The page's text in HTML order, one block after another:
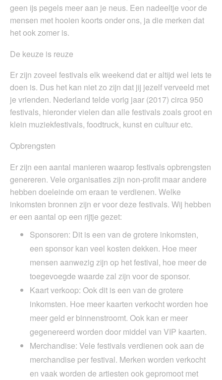
geen ijs pegels meer aan je neus. Een nadeeltje voor de
mensen met hooien koorts onder ons, ja die merken dat
het ook zomer is.
De keuze is reuze
Er zijn zoveel festivals elk weekend dat er altijd wel iets te
doen is. Dus het kan niet zo zijn dat jij jezelf verveeld met
je vrienden. Nederland telde vorig jaar (2017) circa 950
festivals, hieronder vielen dan alle festivals zoals groot en
klein muziekfestivals, foodtruck, kunst en cultuur etc.
Opbrengsten
Er zijn een aantal manieren waarop festivals opbrengsten
genereren. Vele organisaties zijn non-profit maar andere
hebben doeleinde om eraan te verdienen. Welke
inkomsten bronnen zijn er voor deze festivals. Wij hebben
er een aantal op een rijtje gezet:
Sponsoren: Dit is een van de grotere inkomsten,
een sponsor kan veel kosten dekken. Hoe meer
mensen aanwezig zijn op het festival, hoe meer de
toegevoegde waarde zal zijn voor de sponsor.
Kaart verkoop: Ook dit is een van de grotere
inkomsten. Hoe meer kaarten verkocht worden hoe
meer geld er binnenstroomt. Ook kan er meer
gegenereerd worden door middel van VIP kaarten.
Merchandise: Vele festivals verdienen ook aan de
merchandise per festival. Merken worden verkocht
en vaak worden de artiesten ook gepromoot met